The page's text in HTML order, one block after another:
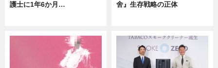
護士に1年6か月…
舍』生存戦略の正体